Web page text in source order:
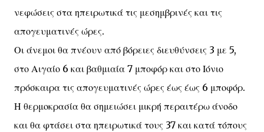
νεφώσεις στα ηπειρωτικά τις μεσημβρινές και τις
απογευματινές ώρες.
Οι άνεμοι θα πνέουν από βόρειες διευθύνσεις 3 με 5,
στο Αιγαίο 6 και βαθμιαία 7 μποφόρ και στο Ιόνιο
πρόσκαιρα τις απογευματινές ώρες έως έως 6 μποφόρ.
Η θερμοκρασία θα σημειώσει μικρή περαιτέρω άνοδο
και θα φτάσει στα ηπειρωτικά τους 37 και κατά τόπους